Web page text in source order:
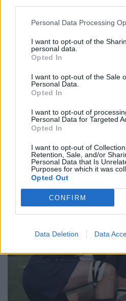
Personal Data Processing
I want to opt-out of the
personal data.
Opted In
I want to opt-out of the Sale
Personal Data.
Opted In
I want to opt-out of
Personal Data for Targeted
Opted In
I want to opt-out of
Retention, Sale, and/or
Personal Data that Is
Purposes for which it was
Opted Out
CONFIRM
Data Deletion Data
Rugby: Record di squadre
Si stimano oltre 20 squadre
2026/27